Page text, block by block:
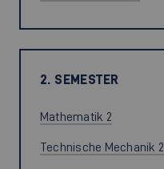
2. SEMESTER
Mathematik 2
Technische Mechanik 2